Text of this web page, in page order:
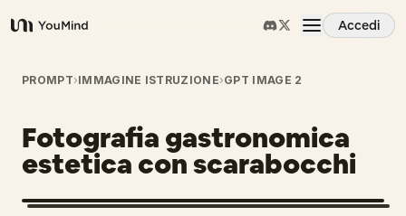
YouMind
Accedi
Panoramica
Casi d'uso
Abilità
PROMPT›IMMAGINE ISTRUZIONE›GPT IMAGE 2
Fotografia gastronomica
estetica con scarabocchi